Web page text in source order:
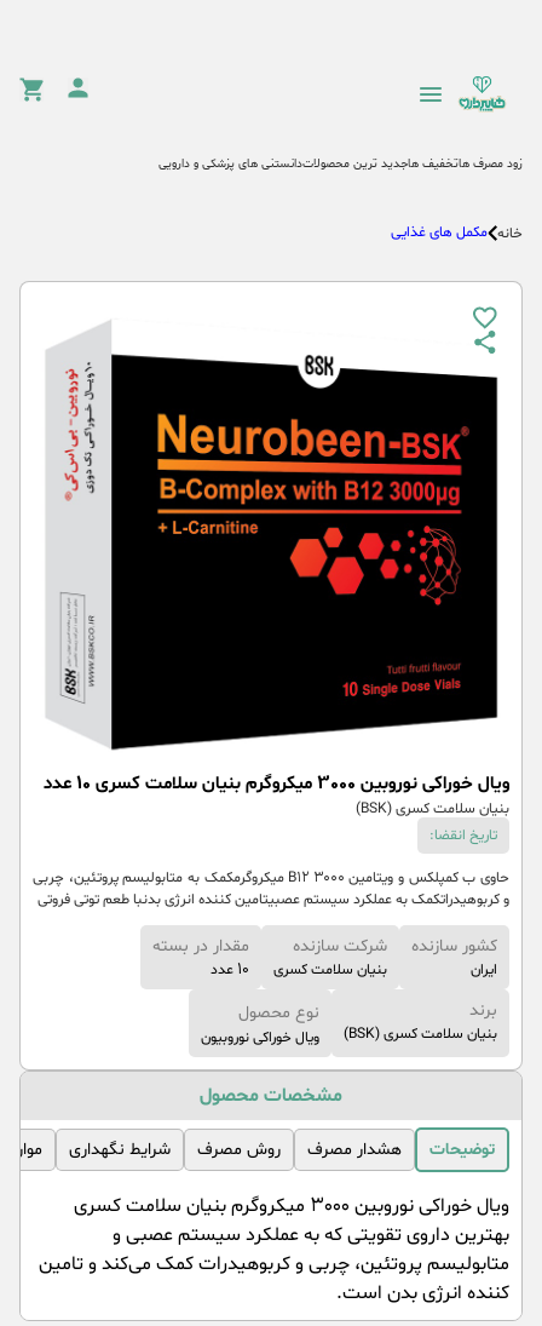
زود مصرف هاتخفیف هاجدید ترین محصولاتدانستنی های پزشکی و دارویی
خانه مکمل های غذایی
ویال خوراکی نوروبین 3000 میکروگرم بنیان سلامت کسری 10 عدد
بنیان سلامت کسری (BSK)
تاریخ انقضا:
حاوی ب کمپلکس و ویتامین B۱۲ ۳۰۰۰ میکروگرمکمک به متابولیسم پروتئین، چربی
و کربوهیدراتکمک به عملکرد سیستم عصبیتامین کننده انرژی بدنبا طعم توتی فروتی
کشور سازنده
ایران
شرکت سازنده
بنیان سلامت کسری
مقدار در بسته
10 عدد
برند
بنیان سلامت کسری (BSK)
نوع محصول
ویال خوراکی نوروبیون
مشخصات محصول
توضیحات هشدار مصرف روش مصرف شرایط نگهداری
ویال خوراکی نوروبین ۳۰۰۰ میکروگرم بنیان سلامت کسری
بهترین داروی تقویتی که به عملکرد سیستم عصبی و
متابولیسم پروتئین، چربی و کربوهیدرات کمک می‌کند و تامین
کننده انرژی بدن است.